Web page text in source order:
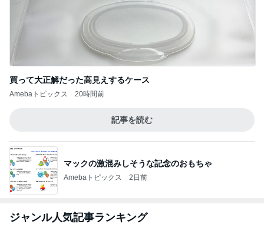
買って大正解だった高見えするケース
Amebaトピックス 20時間前
記事を読む
マックの激混みしそうな記念のおもちゃ
Amebaトピックス 2日前
ジャンル人気記事ランキング